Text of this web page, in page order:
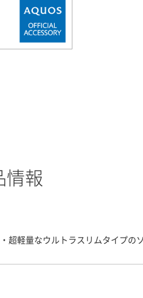
情報
超軽量なウルトラスリムタイプの